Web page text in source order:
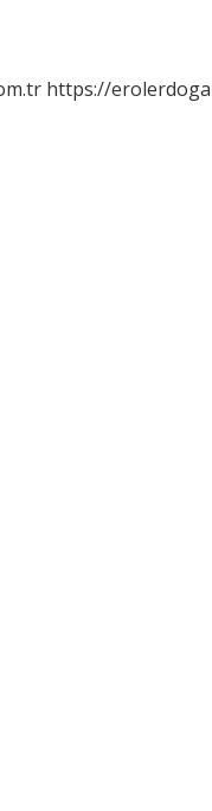
https://